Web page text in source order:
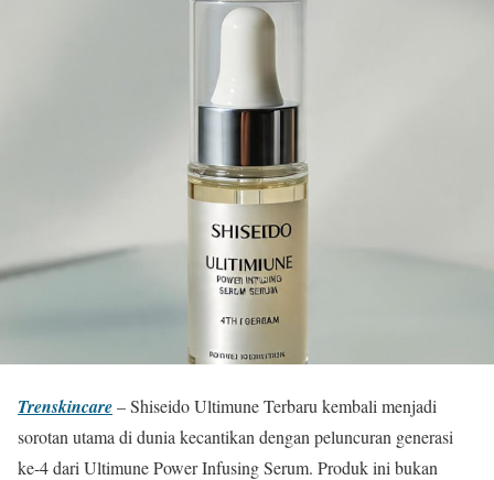
Trenskincare– Shiseido Ultimune Terbaru kembali menjadi
sorotan utama di dunia kecantikan dengan peluncuran generasi
ke-4 dari Ultimune Power Infusing Serum. Produk ini bukan